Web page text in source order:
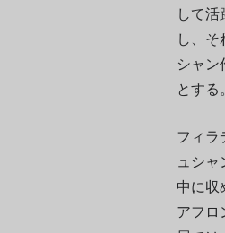
して
し、そ
シャ
とする。
フィラ
ュシ
中に収
アフロ